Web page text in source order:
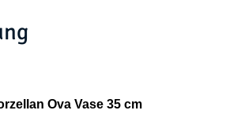
Ova Vase 35 cm